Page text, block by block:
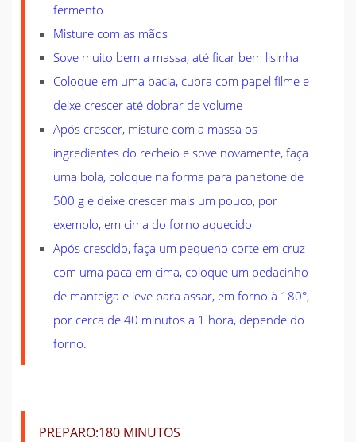
fermento
Misture com as mãos
Sove muito bem a massa, até ficar bem lisinha
Coloque em uma bacia, cubra com papel filme e
deixe crescer até dobrar de volume
Após crescer, misture com a massa os
ingredientes do recheio e sove novamente, faça
uma bola, coloque na forma para panetone de
500 g e deixe crescer mais um pouco, por
exemplo, em cima do forno aquecido
Após crescido, faça um pequeno corte em cruz
com uma paca em cima, coloque um pedacinho
de manteiga e leve para assar, em forno à 180°,
por cerca de 40 minutos a 1 hora, depende do
forno.
PREPARO:180 MINUTOS